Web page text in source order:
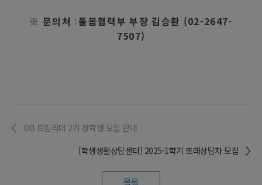
※ 문의처 :돌봄협력부 부장 김승환 (02-2647-
7507)
DB 드림리더 2기 장학생 모집 안내
[학생생활상담센터] 2025-1학기 또래상담자 모집
목록